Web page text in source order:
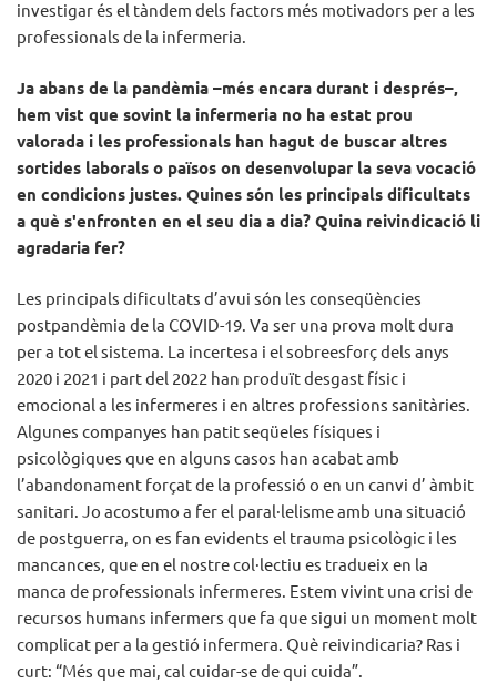
investigar és el tàndem dels factors més motivadors per a les
professionals de la infermeria.
Ja abans de la pandèmia –més encara durant i després–,
hem vist que sovint la infermeria no ha estat prou
valorada i les professionals han hagut de buscar altres
sortides laborals o països on desenvolupar la seva vocació
en condicions justes. Quines són les principals dificultats
a què s'enfronten en el seu dia a dia? Quina reivindicació li
agradaria fer?
Les principals dificultats d’avui són les conseqüències
postpandèmia de la COVID-19. Va ser una prova molt dura
per a tot el sistema. La incertesa i el sobreesforç dels anys
2020 i 2021 i part del 2022 han produït desgast físic i
emocional a les infermeres i en altres professions sanitàries.
Algunes companyes han patit seqüeles físiques i
psicològiques que en alguns casos han acabat amb
l’abandonament forçat de la professió o en un canvi d’ àmbit
sanitari. Jo acostumo a fer el paral·lelisme amb una situació
de postguerra, on es fan evidents el trauma psicològic i les
mancances, que en el nostre col·lectiu es tradueix en la
manca de professionals infermeres. Estem vivint una crisi de
recursos humans infermers que fa que sigui un moment molt
complicat per a la gestió infermera. Què reivindicaria? Ras i
curt: “Més que mai, cal cuidar-se de qui cuida”.